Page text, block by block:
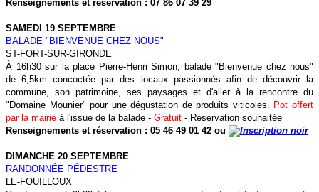
Renseignements et réservation : 07 86 07 39 29
SAMEDI 19 SEPTEMBRE
BALADE "BIENVENUE CHEZ NOUS"
ST-FORT-SUR-GIRONDE
À 16h30 sur la place Pierre-Henri Simon, balade "Bienvenue chez nous"
de 6,5km concoctée par des locaux passionnés afin de découvrir la
commune, son patrimoine, ses paysages et d'aller à la rencontre du
"Domaine Mounier" pour une dégustation de produits viticoles. Pot offert
par la mairie à l'issue de la balade - Gratuit - Réservation souhaitée
Renseignements et réservation : 05 46 49 01 42 ou
DIMANCHE 20 SEPTEMBRE
RANDONNÉE PÉDESTRE
LE-FOUILLOUX